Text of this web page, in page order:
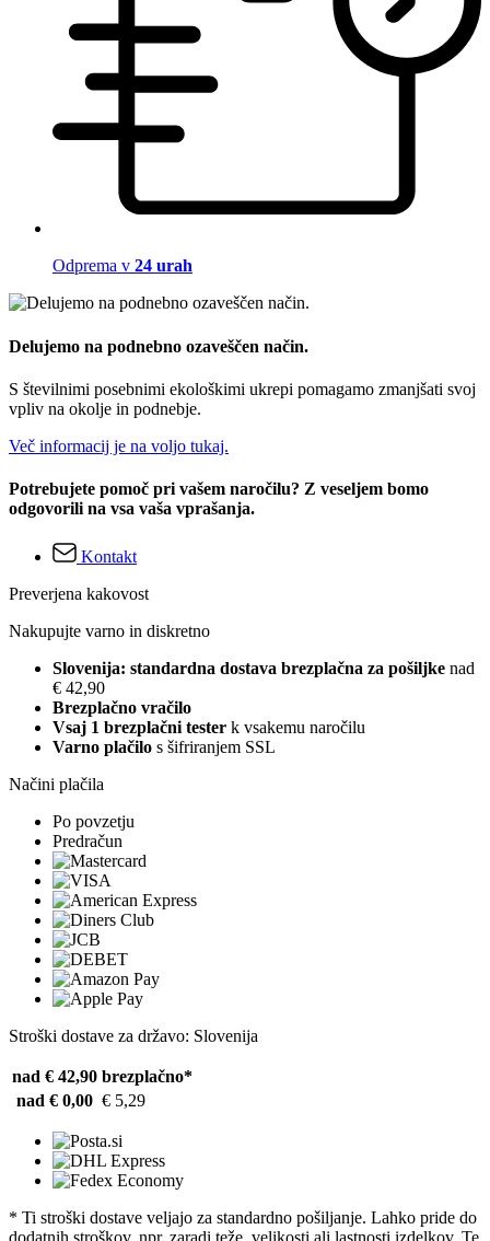
Odprema v 24 urah
Delujemo na podnebno ozaveščen način.
S številnimi posebnimi ekološkimi ukrepi pomagamo zmanjšati svoj
vpliv na okolje in podnebje.
Več informacij je na voljo tukaj.
Potrebujete pomoč pri vašem naročilu? Z veseljem bomo
odgovorili na vsa vaša vprašanja.
Kontakt
Preverjena kakovost
Nakupujte varno in diskretno
Slovenija: standardna dostava brezplačna za pošiljke nad
€ 42,90
Brezplačno vračilo
Vsaj 1 brezplačni tester k vsakemu naročilu
Varno plačilo s šifriranjem SSL
Načini plačila
Po povzetju
Predračun
Stroški dostave za državo: Slovenija
nad € 42,90 brezplačno*
nad € 0,00 € 5,29
* Ti stroški dostave veljajo za standardno pošiljanje. Lahko pride do
dodatnih stroškov, npr. zaradi teže, velikosti ali lastnosti izdelkov. Te